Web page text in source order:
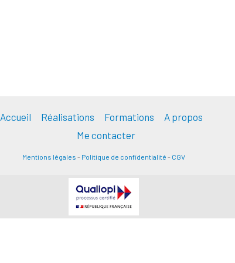
Accueil Réalisations Formations
A propos
Me contacter
Mentions légales - Politique de confidentialité - CGV